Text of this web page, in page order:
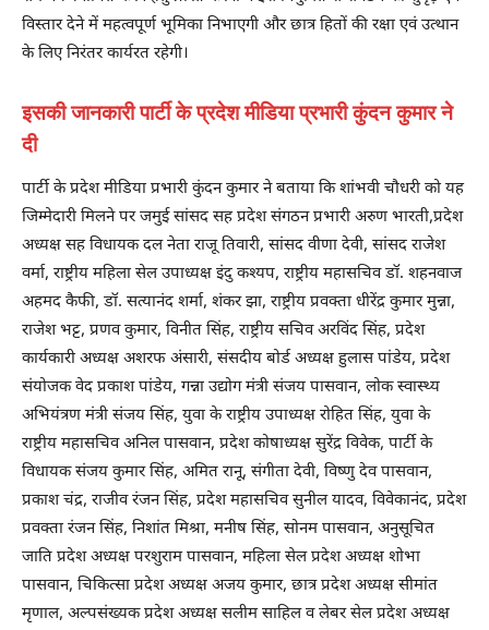
विस्तार देने में महत्वपूर्ण भूमिका निभाएगी और छात्र हितों की रक्षा एवं उत्थान
के लिए निरंतर कार्यरत रहेगी।
इसकी जानकारी पार्टी के प्रदेश मीडिया प्रभारी कुंदन कुमार ने
दी
पार्टी के प्रदेश मीडिया प्रभारी कुंदन कुमार ने बताया कि शांभवी चौधरी को यह
जिम्मेदारी मिलने पर जमुई सांसद सह प्रदेश संगठन प्रभारी अरुण भारती,प्रदेश
अध्यक्ष सह विधायक दल नेता राजू तिवारी, सांसद वीणा देवी, सांसद राजेश
वर्मा, राष्ट्रीय महिला सेल उपाध्यक्ष इंदु कश्यप, राष्ट्रीय महासचिव डॉ. शहनवाज
अहमद कैफी, डॉ. सत्यानंद शर्मा, शंकर झा, राष्ट्रीय प्रवक्ता धीरेंद्र कुमार मुन्ना,
राजेश भट्ट, प्रणव कुमार, विनीत सिंह, राष्ट्रीय सचिव अरविंद सिंह, प्रदेश
कार्यकारी अध्यक्ष अशरफ अंसारी, संसदीय बोर्ड अध्यक्ष हुलास पांडेय, प्रदेश
संयोजक वेद प्रकाश पांडेय, गन्ना उद्योग मंत्री संजय पासवान, लोक स्वास्थ्य
अभियंत्रण मंत्री संजय सिंह, युवा के राष्ट्रीय उपाध्यक्ष रोहित सिंह, युवा के
राष्ट्रीय महासचिव अनिल पासवान, प्रदेश कोषाध्यक्ष सुरेंद्र विवेक, पार्टी के
विधायक संजय कुमार सिंह, अमित रानू, संगीता देवी, विष्णु देव पासवान,
प्रकाश चंद्र, राजीव रंजन सिंह, प्रदेश महासचिव सुनील यादव, विवेकानंद, प्रदेश
प्रवक्ता रंजन सिंह, निशांत मिश्रा, मनीष सिंह, सोनम पासवान, अनुसूचित
जाति प्रदेश अध्यक्ष परशुराम पासवान, महिला सेल प्रदेश अध्यक्ष शोभा
पासवान, चिकित्सा प्रदेश अध्यक्ष अजय कुमार, छात्र प्रदेश अध्यक्ष सीमांत
मृणाल, अल्पसंख्यक प्रदेश अध्यक्ष सलीम साहिल व लेबर सेल प्रदेश अध्यक्ष